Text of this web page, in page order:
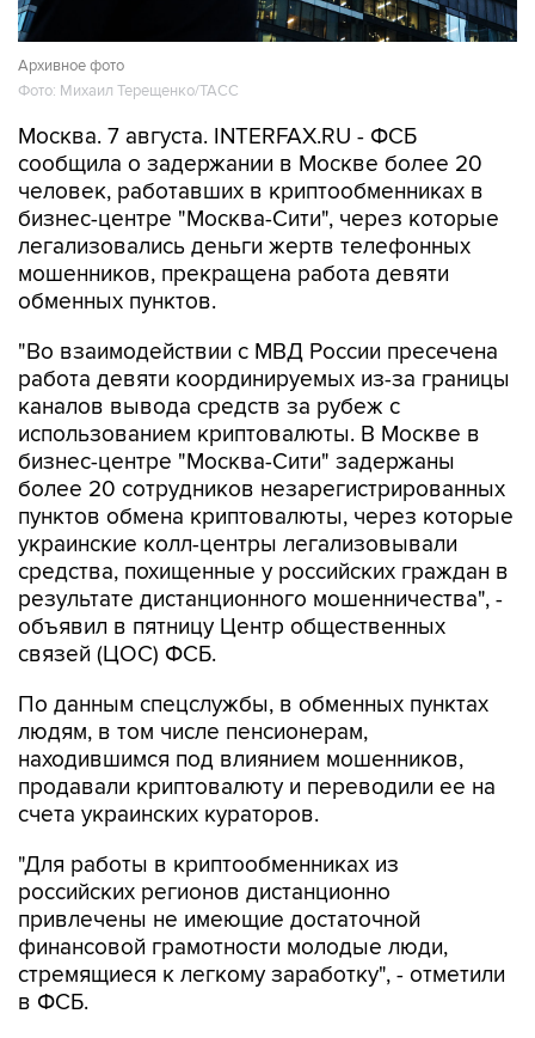
Архивное фото
Фото: Михаил Терещенко/ТАСС
Москва. 7 августа. INTERFAX.RU - ФСБ
сообщила о задержании в Москве более 20
человек, работавших в криптообменниках в
бизнес-центре "Москва-Сити", через которые
легализовались деньги жертв телефонных
мошенников, прекращена работа девяти
обменных пунктов.
"Во взаимодействии с МВД России пресечена
работа девяти координируемых из-за границы
каналов вывода средств за рубеж с
использованием криптовалюты. В Москве в
бизнес-центре "Москва-Сити" задержаны
более 20 сотрудников незарегистрированных
пунктов обмена криптовалюты, через которые
украинские колл-центры легализовывали
средства, похищенные у российских граждан в
результате дистанционного мошенничества", -
объявил в пятницу Центр общественных
связей (ЦОС) ФСБ.
По данным спецслужбы, в обменных пунктах
людям, в том числе пенсионерам,
находившимся под влиянием мошенников,
продавали криптовалюту и переводили ее на
счета украинских кураторов.
"Для работы в криптообменниках из
российских регионов дистанционно
привлечены не имеющие достаточной
финансовой грамотности молодые люди,
стремящиеся к легкому заработку", - отметили
в ФСБ.